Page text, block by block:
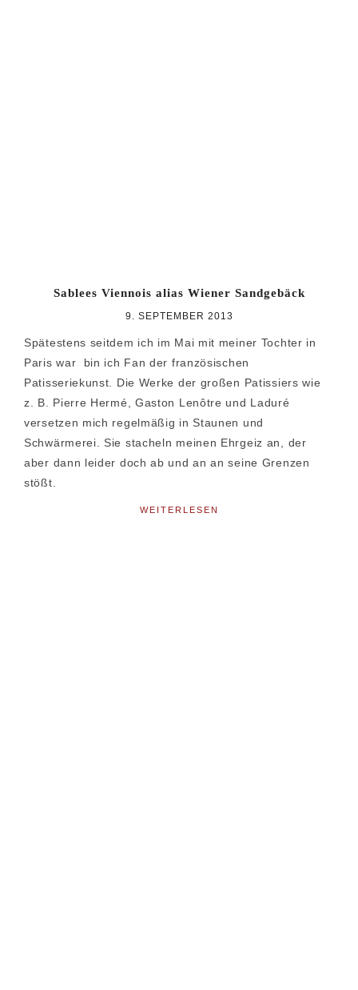
Sablees Viennois alias Wiener Sandgebäck
9. SEPTEMBER 2013
Spätestens seitdem ich im Mai mit meiner Tochter in
Paris war bin ich Fan der französischen
Patisseriekunst. Die Werke der großen Patissiers wie
z. B. Pierre Hermé, Gaston Lenôtre und Laduré
versetzen mich regelmäßig in Staunen und
Schwärmerei. Sie stacheln meinen Ehrgeiz an, der
aber dann leider doch ab und an an seine Grenzen
stößt.
WEITERLESEN